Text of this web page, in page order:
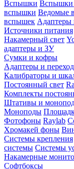
Вспышки Вспышки
вспышки Ведомые
вспышек Адаптеры
Источники питания
Накамерный свет
адаптеры и ЗУ
Сумки и кофры
Адаптеры и
Калибраторы и
Постоянный свет
Комплекты
Штативы и
Моноподы
Фотофоны Raylab
Хромакей фоны
Системы крепления
системы Системы
Накамерные
Софтбоксы